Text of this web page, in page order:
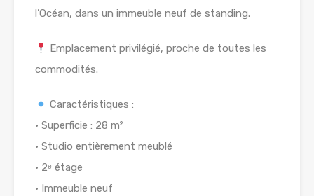
l’Océan, dans un immeuble neuf de standing.
Emplacement privilégié, proche de toutes les
commodités.
Caractéristiques :
• Superficie : 28 m²
• Studio entièrement meublé
• 2ᵉ étage
• Immeuble neuf